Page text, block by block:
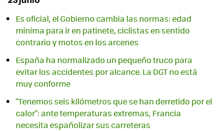
Es oficial, el Gobierno cambia las normas: edad
mínima para ir en patinete, ciclistas en sentido
contrario y motos en los arcenes
España ha normalizado un pequeño truco para
evitar los accidentes por alcance. La DGT no está
muy conforme
"Tenemos seis kilómetros que se han derretido por el
calor": ante temperaturas extremas, Francia
necesita españolizar sus carreteras